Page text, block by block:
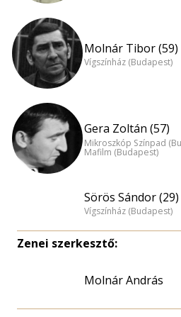
Molnár Tibor (59)
Vígszínház (Budapest)
Gera Zoltán (57)
Mikroszkóp Színpad
Mafilm (Budapest)
Sörös Sándor (29)
Vígszínház (Budapest)
Zenei szerkesztő:
Molnár András